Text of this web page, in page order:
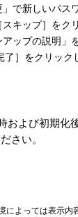
で新しいパス
キップ］をク
ップの説明」
］をクリック
および初期化
さい。
よっては表示内